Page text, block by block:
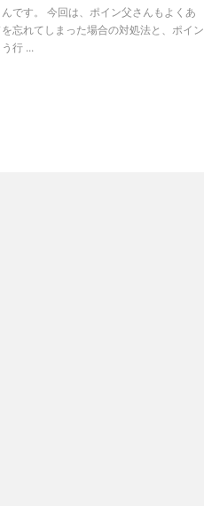
です。 今回は、ポイン父さんもよくあ
忘れてしまった場合の対処法と、ポイン
行 ...